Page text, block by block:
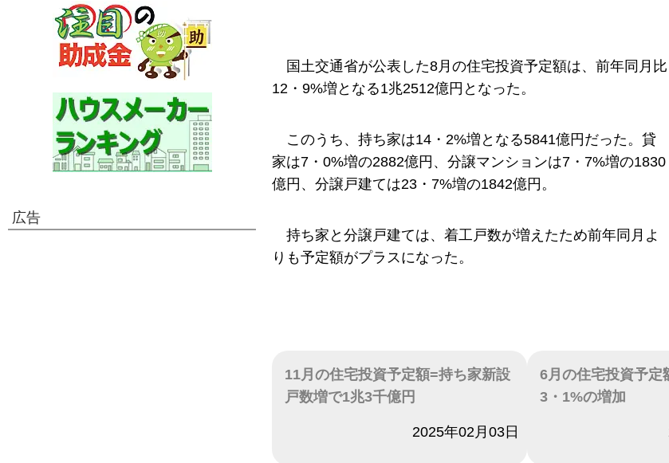
国土交通省が公表した8月の住宅投資予定額は、前年同月比
12・9%増となる1兆2512億円となった。
このうち、持ち家は14・2%増となる5841億円だった。貸
家は7・0%増の2882億円、分譲マンションは7・7%増の1830
億円、分譲戸建ては23・7%増の1842億円。
持ち家と分譲戸建ては、着工戸数が増えたため前年同月よ
りも予定額がプラスになった。
11月の住宅投資予定額=持ち家新設
戸数増で1兆3千億円
2025年02月03日
6月の住宅投資予定
3・1%の増加
広告